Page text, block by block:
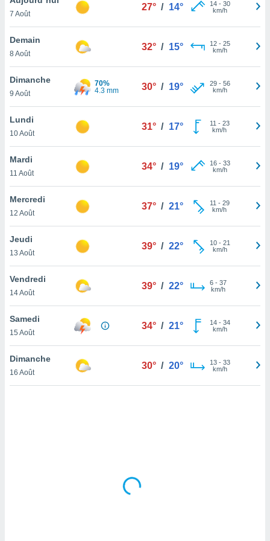
et
»,
au
vous
qu'ils
ou
le
ainsi
un
la
du
en
de
7 Août
27° / 14° 14- 30
km/h
Demain
8 Août
32° / 15° 12- 25
km/h
Dimanche
9 Août
70%
4.3 mm
30° / 19° 29- 56
km/h
Lundi
10 Août
31° / 17° 11 - 23
km/h
Mardi
11 Août
34° / 19° 16- 33
km/h
Mercredi
12 Août
37° / 21° 11 - 29
km/h
Jeudi
13 Août
39° / 22° 10- 21
km/h
Vendredi
14 Août
39° / 22° 6- 37
km/h
Samedi
15 Août
34° / 21° 14- 34
km/h
Dimanche
16 Août
30° / 20° 13- 33
km/h